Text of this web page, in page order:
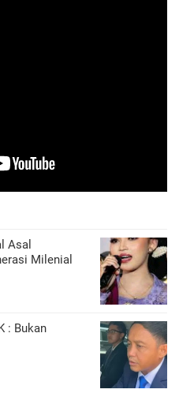
Asal
Milenial
: Bukan